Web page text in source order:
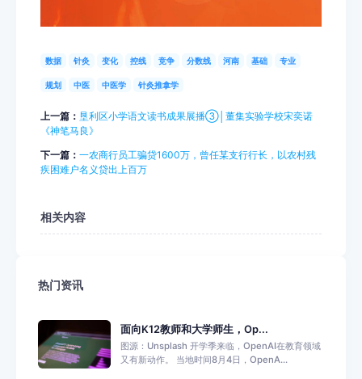
数据 针灸 变化 控线 竞争 分数线 河南 基础 专业
规划 中医 中医学 针灸推拿学
上一篇： 垦利区小学语文读书成果展播③│董集实验学校宋奕诺
《神笔马良》
下一篇： 一农商行员工骗贷1600万，曾任某支行行长，以农村残
疾困难户名义贷出上百万
相关内容
热门资讯
面向K12教师和大学师生，Op...
图源：Unsplash 开学季来临，OpenAI在教育领域
又有新动作。 当地时间8月4日，OpenA...